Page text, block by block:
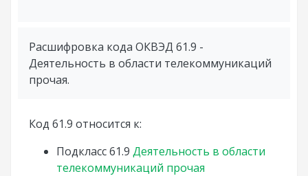
Расшифровка кода ОКВЭД 61.9 -
Деятельность в области телекоммуникаций
прочая.
Код 61.9 относится к:
Подкласс61.9 Деятельность в области
телекоммуникаций прочая